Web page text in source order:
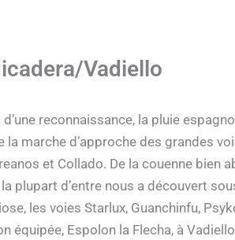
Vadiello
reconnaissance, la pluie
marche d’approche des grandes
et Collado. De la couenne
plupart d’entre nous a découvert
les voies Starlux, Guanchinfu,
équipée, Espolon la Flecha, à